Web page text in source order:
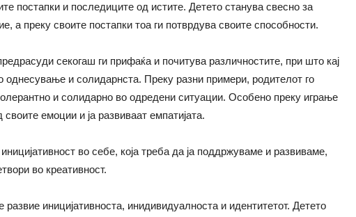
постапки и последиците од истите. Детето станува свесно за
а преку своите постапки тоа ги потврдува своите способности.
секогаш ги прифаќа и почитува различностите, при што кај
однесување и солидарнста. Преку разни примери, родителот го
и солидарно во одредени ситуации. Особено преку играње
емоции и ја развиваат емпатијата.
во себе, која треба да ја поддржуваме и развиваме,
во креативност.
развие иницијативноста, инидивидуалноста и идентитетот. Детето